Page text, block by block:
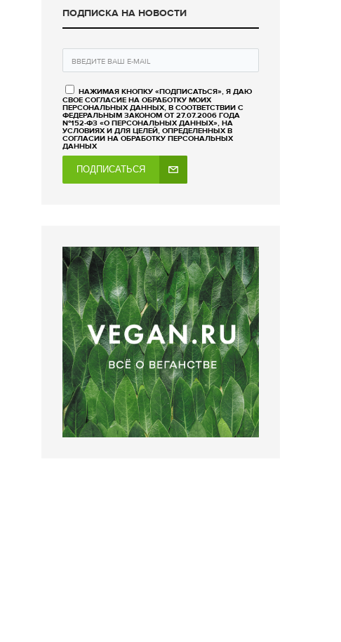
ПОДПИСКА НА НОВОСТИ
НАЖИМАЯ КНОПКУ «ПОДПИСАТЬСЯ», Я ДАЮ
СВОЕ СОГЛАСИЕ НА ОБРАБОТКУ МОИХ
ПЕРСОНАЛЬНЫХ ДАННЫХ, В СООТВЕТСТВИИ С
ФЕДЕРАЛЬНЫМ ЗАКОНОМ ОТ 27.07.2006 ГОДА
№152-ФЗ «О ПЕРСОНАЛЬНЫХ ДАННЫХ», НА
УСЛОВИЯХ И ДЛЯ ЦЕЛЕЙ, ОПРЕДЕЛЕННЫХ В
СОГЛАСИИ НА ОБРАБОТКУ ПЕРСОНАЛЬНЫХ
ДАННЫХ
ПОДПИСАТЬСЯ